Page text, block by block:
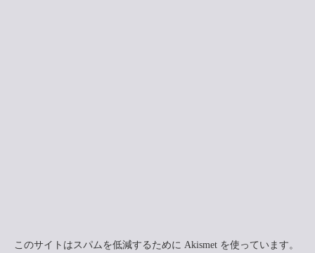
このサイトはスパムを低減するために Akismet を使っています。